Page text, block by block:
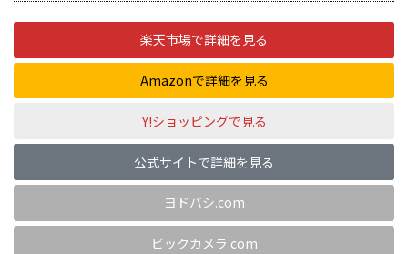
楽天市場で詳細を見る
Amazonで詳細を見る
Y!ショッピングで見る
公式サイトで詳細を見る
ヨドバシ.com
ビックカメラ.com